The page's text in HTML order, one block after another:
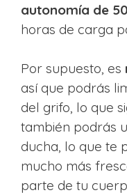
autonomía de
horas de carga
Por supuesto, es
así que podrás
del grifo, lo que
también podrás
ducha, lo que te
mucho más
parte de tu